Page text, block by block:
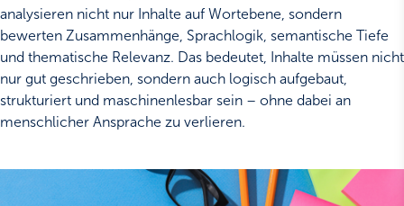
analysieren nicht nur Inhalte auf Wortebene, sondern
bewerten Zusammenhänge, Sprachlogik, semantische Tiefe
und thematische Relevanz. Das bedeutet, Inhalte müssen nicht
nur gut geschrieben, sondern auch logisch aufgebaut,
strukturiert und maschinenlesbar sein – ohne dabei an
menschlicher Ansprache zu verlieren.